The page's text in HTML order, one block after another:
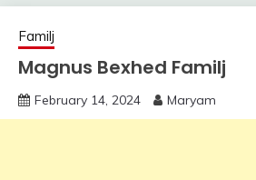
Familj
Magnus Bexhed Familj
February 14, 2024 Maryam